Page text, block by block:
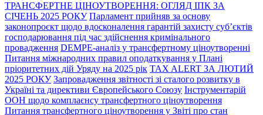
ТРАНСФЕРТНЕ ЦІНОУТВОРЕННЯ: ОГЛЯД ІПК ЗА
СІЧЕНЬ 2025 РОКУ Парламент прийняв за основу
законопроєкт щодо вдосконалення гарантій захисту суб’єктів
господарювання під час здійснення кримінального
провадження DEMPE-аналіз у трансфертному ціноутворенні
Питання міжнародних правил оподаткування у Плані
пріоритетних дій Уряду на 2025 рік TAX ALERT ЗА ЛЮТИЙ
2025 РОКУ Запровадження звітності зі сталого розвитку в
Україні та директиви Європейського Союзу Інструментарій
ООН щодо комплаєнсу трансфертного ціноутворення
Питання трансфертного ціноутворення у Звіті про стан